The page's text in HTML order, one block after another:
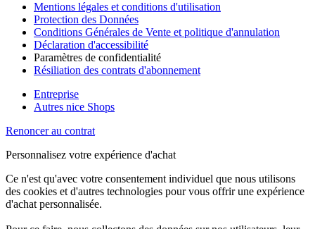
Mentions légales et conditions d'utilisation
Protection des Données
Conditions Générales de Vente et politique d'annulation
Déclaration d'accessibilité
Paramètres de confidentialité
Résiliation des contrats d'abonnement
Entreprise
Autres nice Shops
Renoncer au contrat
Personnalisez votre expérience d'achat
Ce n'est qu'avec votre consentement individuel que nous utilisons
des cookies et d'autres technologies pour vous offrir une expérience
d'achat personnalisée.